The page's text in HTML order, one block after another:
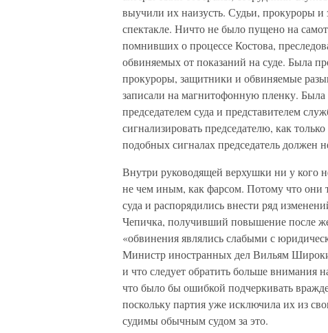
выучили их наизусть. Судьи, прокуроры
спектакле. Ничто не было пущено на
помнивших о процессе Костова,
обвиняемых от показаний на суде. Была
прокуроры, защитники и обвиняемые
записали на магнитофонную пленку. Была
председателем суда и представителем
сигнализировать председателю, как
подобных сигналах председатель должен
Внутри руководящей верхушки ни у кого
не чем иным, как фарсом. Потому что они
суда и распорядились внести ряд
Чепичка, получивший повышение после
«обвинения являлись слабыми с
Министр иностранных дел Вильям
и что следует обратить больше внимания
что было бы ошибкой подчеркивать
поскольку партия уже исключила их из
судимы обычным судом за это.